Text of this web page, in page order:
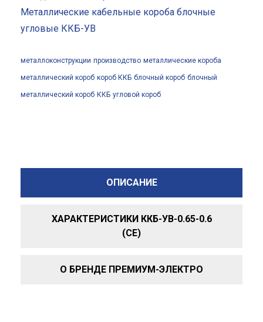
Металлические кабельные короба блочные
угловые ККБ-УВ
металлоконструкции производство металлические короба
металлический короб короб ККБ блочный короб блочный
металлический короб ККБ угловой короб
ОПИСАНИЕ
ХАРАКТЕРИСТИКИ ККБ-УВ-0.65-0.6
(СЕ)
О БРЕНДЕ ПРЕМИУМ-ЭЛЕКТРО